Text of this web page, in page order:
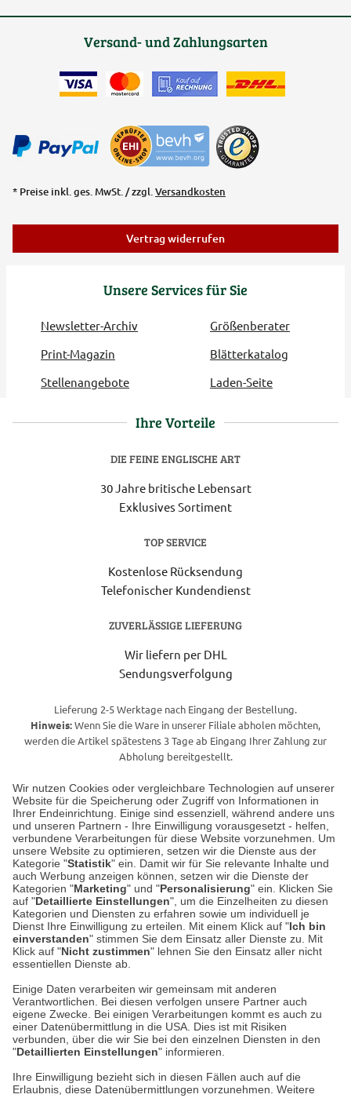
Wir nutzen Cookies oder vergleichbare Technologien auf unserer
Website für die Speicherung oder Zugriff von Informationen in
Ihrer Endeinrichtung. Einige sind essenziell, während andere uns
und unseren Partnern - Ihre Einwilligung vorausgesetzt - helfen,
verbundene Verarbeitungen für diese Website vorzunehmen. Um
unsere Website zu optimieren, setzen wir die Dienste aus der
Kategorie "Statistik" ein. Damit wir für Sie relevante Inhalte und
auch Werbung anzeigen können, setzen wir die Dienste der
Kategorien "Marketing" und "Personalisierung" ein. Klicken Sie
auf "Detaillierte Einstellungen", um die Einzelheiten zu diesen
Kategorien und Diensten zu erfahren sowie um individuell je
Dienst Ihre Einwilligung zu erteilen. Mit einem Klick auf "Ich bin
einverstanden" stimmen Sie dem Einsatz aller Dienste zu. Mit
Klick auf "Nicht zustimmen" lehnen Sie den Einsatz aller nicht
essentiellen Dienste ab.
Einige Daten verarbeiten wir gemeinsam mit anderen
Verantwortlichen. Bei diesen verfolgen unsere Partner auch
eigene Zwecke. Bei einigen Verarbeitungen kommt es auch zu
einer Datenübermittlung in die USA. Dies ist mit Risiken
verbunden, über die wir Sie bei den einzelnen Diensten in den
"Detaillierten Einstellungen" informieren.
Ihre Einwilligung bezieht sich in diesen Fällen auch auf die
Erlaubnis, diese Datenübermittlungen vorzunehmen. Weitere
Unsere Services für Sie
Newsletter-Archiv
Größenberater
Print-Magazin
Blätterkatalog
Stellenangebote
Laden-Seite
Versand- und Zahlungsarten
* Preise inkl. ges. MwSt. / zzgl.Versandkosten
Vertrag widerrufen
Ihre Vorteile
DIE FEINE ENGLISCHE ART
30 Jahre britische Lebensart
Exklusives Sortiment
TOP SERVICE
Kostenlose Rücksendung
Telefonischer Kundendienst
ZUVERLÄSSIGE LIEFERUNG
Wir liefern per DHL
Sendungsverfolgung
Lieferung 2-5 Werktage nach Eingang der Bestellung.
Hinweis:Wenn Sie die Ware in unserer Filiale abholen möchten,
werden die Artikel spätestens 3 Tage ab Eingang Ihrer Zahlung zur
Abholung bereitgestellt.
Unser Geschäft in Meckenheim
Auf dem Steinbüchel 6
53340 Meckenheim
Montag bis Samstag 9:00 Uhr bis 18:00 Uhr
weitere Information
Hier finden Sie uns im Netz
Kontakt
Umwelt und Entsorgung
Cookie-Einstellungen in Ihrem Browser